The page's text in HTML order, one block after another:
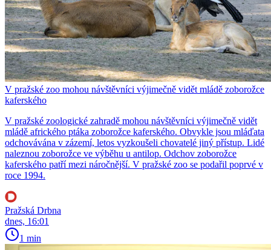
V pražské zoo mohou návštěvníci výjimečně vidět mládě zoborožce
kaferského
V pražské zoologické zahradě mohou návštěvníci výjimečně vidět
mládě afrického ptáka zoborožce kaferského. Obvykle jsou mláďata
odchovávána v zázemí, letos vyzkoušeli chovatelé jiný přístup. Lidé
naleznou zoborožce ve výběhu u antilop. Odchov zoborožce
kaferského patří mezi náročnější. V pražské zoo se podařil poprvé v
roce 1994.
Pražská Drbna
dnes, 16:01
1 min